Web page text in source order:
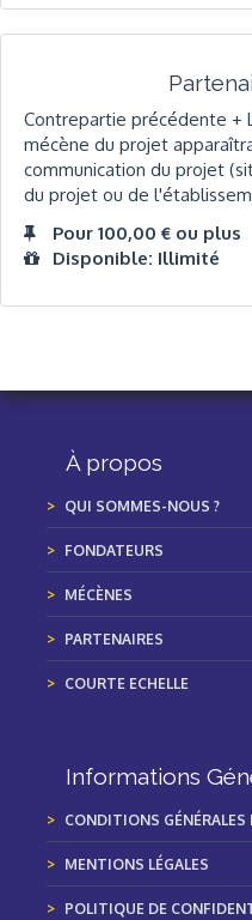
Contrepartie précédente +
mécène du projet
communication du projet
du projet ou de
Pour 100,00 € ou plus
Disponible: Illimité
À propos
QUI SOMMES-NOUS ?
FONDATEURS
MÉCÈNES
PARTENAIRES
COURTE ECHELLE
Informations
CONDITIONS
MENTIONS LÉGALES
POLITIQUE DE